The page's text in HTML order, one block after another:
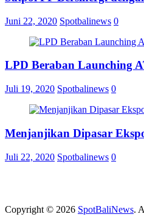
Juni 22, 2020 Spotbalinews 0
LPD Beraban Launching
Juli 19, 2020 Spotbalinews 0
Menjanjikan Dipasar
Juli 22, 2020 Spotbalinews 0
Copyright © 2026 SpotBaliNews.